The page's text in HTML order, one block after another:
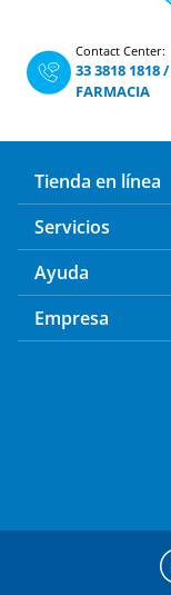
Contact Center:
33 3818 1818/
FARMACIA
Tienda en línea
Servicios
Ayuda
Empresa